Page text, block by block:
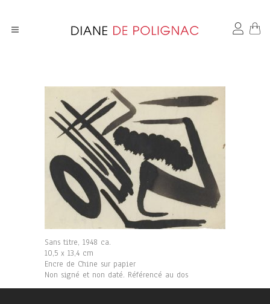
Sans titre, 1948 ca.
10,5 x 13,4 cm
Encre de Chine sur papier
Non signé et non daté. Référencé au dos